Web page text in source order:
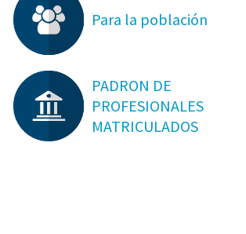
Para la población
PADRON DE
PROFESIONALES
MATRICULADOS